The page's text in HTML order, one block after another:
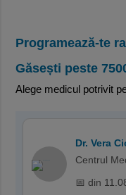
Programează-te
Găsești peste
Alege medicul potrivit
Dr. Vera
Centrul
📅 din